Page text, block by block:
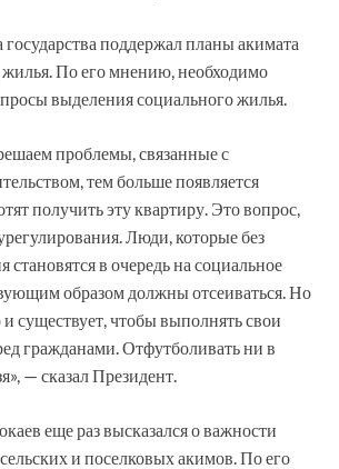
государства поддержал планы акимата
жилья. По его мнению, необходимо
выделения социального жилья.
проблемы, связанные с
тем больше появляется
получить эту квартиру. Это вопрос,
Люди, которые без
становятся в очередь на социальное
образом должны отсеиваться. Но
и существует, чтобы выполнять свои
гражданами. Отфутболивать ни в
— сказал Президент.
еще раз высказался о важности
и поселковых акимов. По его